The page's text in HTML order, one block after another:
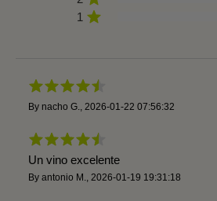
1
By nacho G. 2026-01-22 07:56:32
Un vino excelente
By antonio M. 2026-01-19 19:31:18